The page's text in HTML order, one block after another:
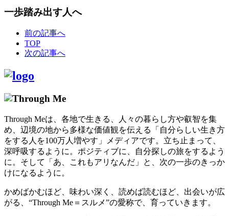
一歩踏み出す人へ
前の記事へ
TOP
次の記事へ
Through Meは、各地で生きる、人々の暮らし方や叡智を集
め、辺境の地から多様な価値観を伝える「自分らしい生き方
をする人を100万人増やす」メディアです。立ち止まって、
深呼吸するように。ポジティブに、自分探しの旅をするよう
に。そして「あ、これもアリなんだ」と、次の一歩のきっか
けになるように。
かめばかむほど、味わい深く、読めば読むほど、出会いが広
がる、“Through Me＝スルメ”の愛称で、育っていきます。